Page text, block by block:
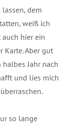
dem
weiß ich
hier ein
Karte. Aber gut
Jahr nach
und lies mich
so lange